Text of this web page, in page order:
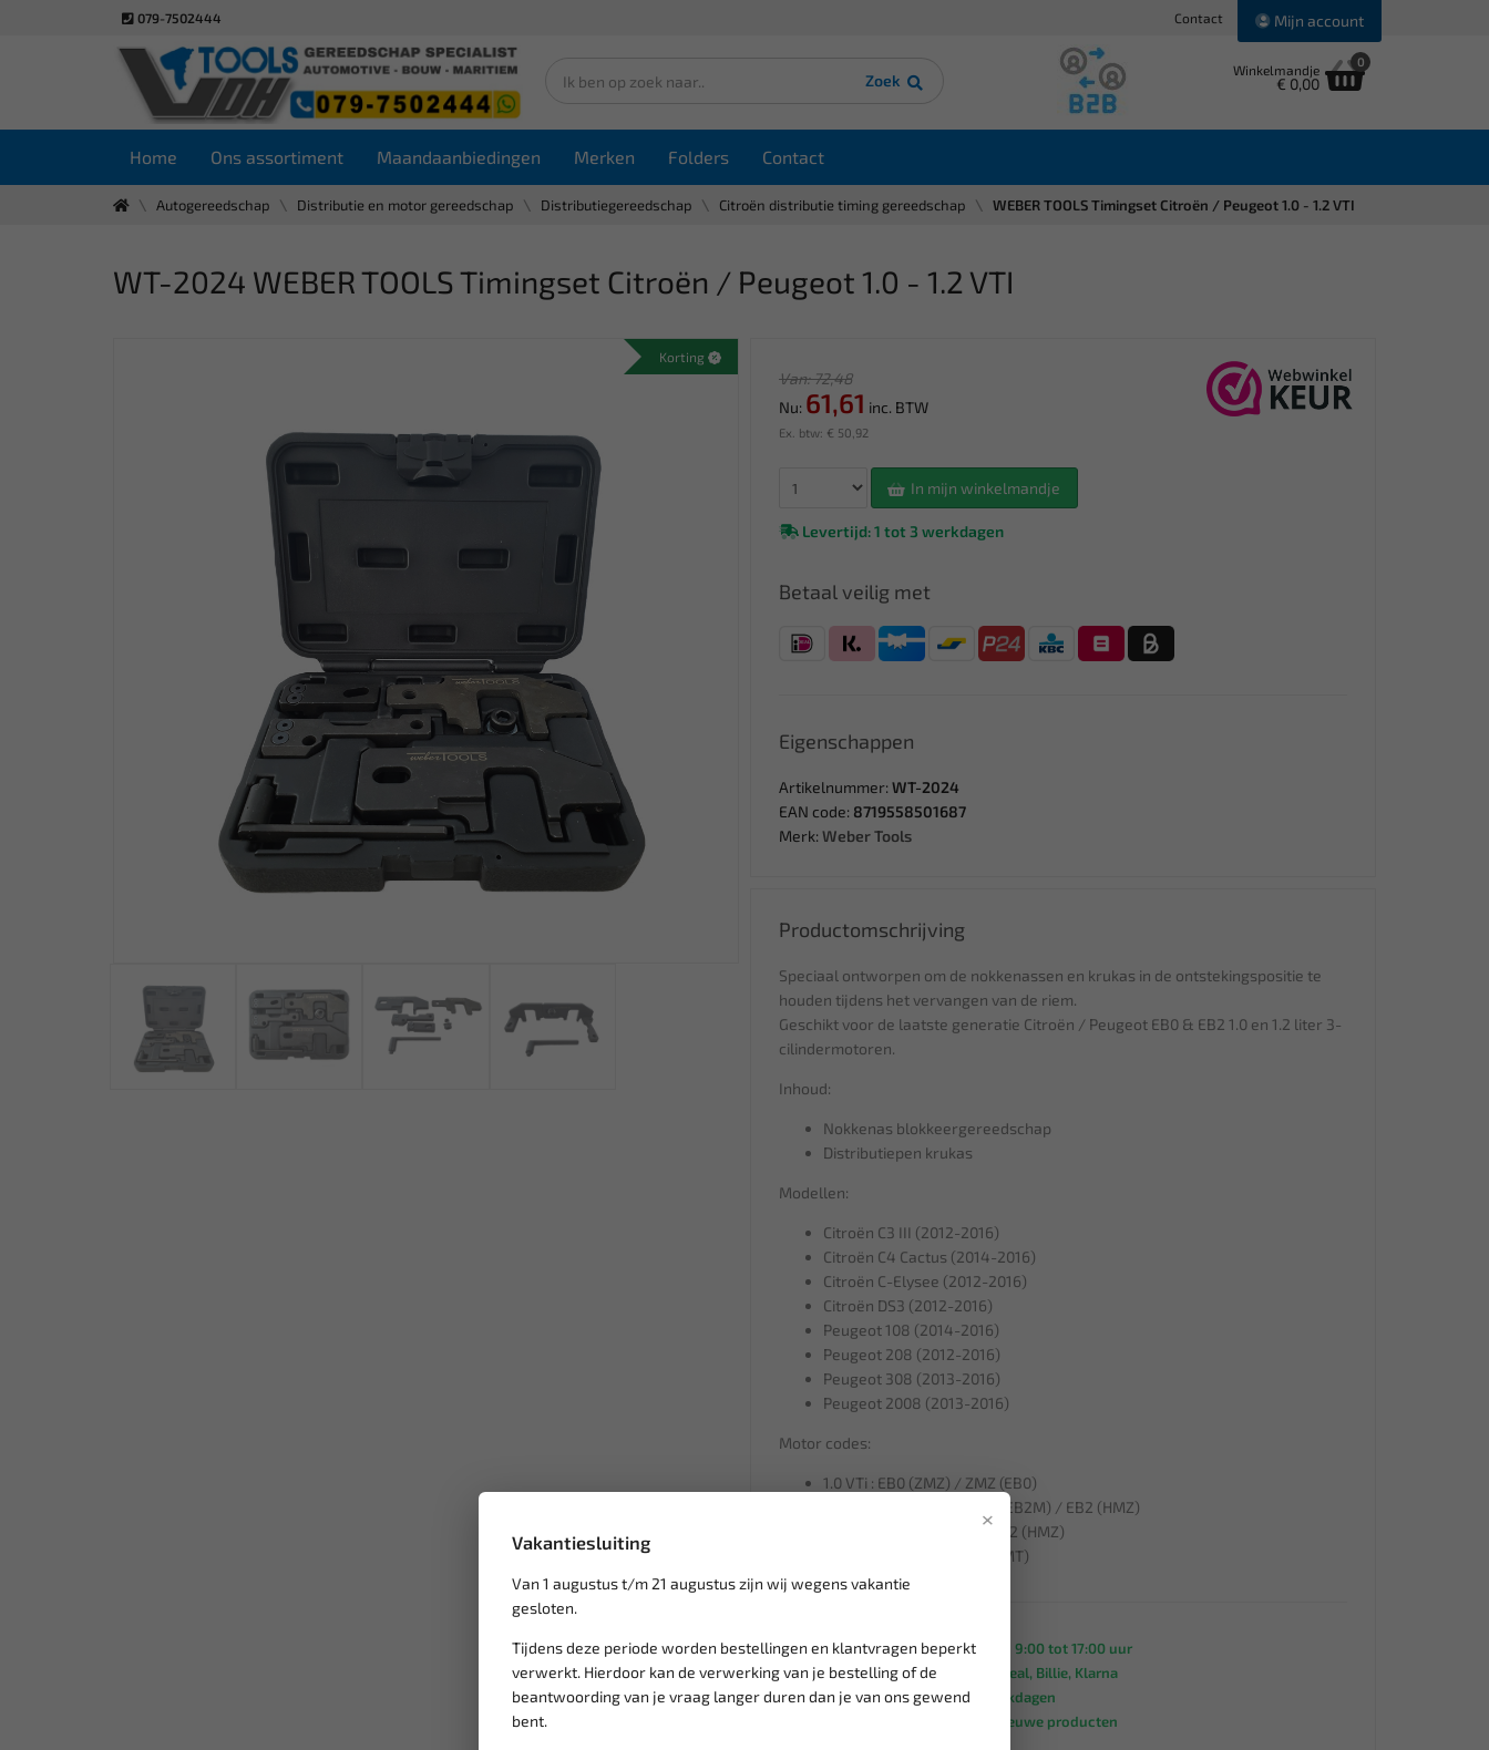
079-7502444 Contact Mijn account
Zoek
Winkelmandje
€ 0,00
0
Home Ons assortiment Maandaanbiedingen Merken Folders Contact
Autogereedschap Distributie en motor gereedschap Distributiegereedschap Citroën distributie timing gereedschap WEBER TOOLS Timingset Citroën / Peugeot 1.0 - 1.2 VTI
×
Vakantiesluiting
Van 1 augustus t/m 21 augustus zijn wij wegens vakantie
gesloten.
Tijdens deze periode worden bestellingen en klantvragen beperkt
verwerkt. Hierdoor kan de verwerking van je bestelling of de
beantwoording van je vraag langer duren dan je van ons gewend
bent.
WT-2024 WEBER TOOLS Timingset Citroën / Peugeot 1.0 - 1.2 VTI
Korting
Van: 72,48
Nu: 61,61 inc. BTW
Ex. btw: € 50,92
In mijn winkelmandje
Levertijd: 1 tot 3 werkdagen
Betaal veilig met
Eigenschappen
Artikelnummer: WT-2024
EAN code: 8719558501687
Merk: Weber Tools
Productomschrijving
Speciaal ontworpen om de nokkenassen en krukas in de ontstekingspositie te
houden tijdens het vervangen van de riem.
Geschikt voor de laatste generatie Citroën / Peugeot EB0 & EB2 1.0 en 1.2 liter 3-
cilindermotoren.
Inhoud:
Nokkenas blokkeergereedschap
Distributiepen krukas
Modellen:
Citroën C3 III (2012-2016)
Citroën C4 Cactus (2014-2016)
Citroën C-Elysee (2012-2016)
Citroën DS3 (2012-2016)
Peugeot 108 (2014-2016)
Peugeot 208 (2012-2016)
Peugeot 308 (2013-2016)
Peugeot 2008 (2013-2016)
Motor codes:
1.0 VTi : EB0 (ZMZ) / ZMZ (EB0)
1.2 VTi : HMZ (EB2) / HMY (EB2M) / EB2 (HMZ)
1.2 E-VTi : EB2F (HMZ) / EB2 (HMZ)
1.2 PureTech VTi : EB2D (HMT)
Klantenservice,werkdagen van 9:00 tot 17:00 uur
Veilig online betalen met
o.a. iDeal, Billie, Klarna
Verzending:gemiddeld 1-3 werkdagen
wekelijks nieuwe producten